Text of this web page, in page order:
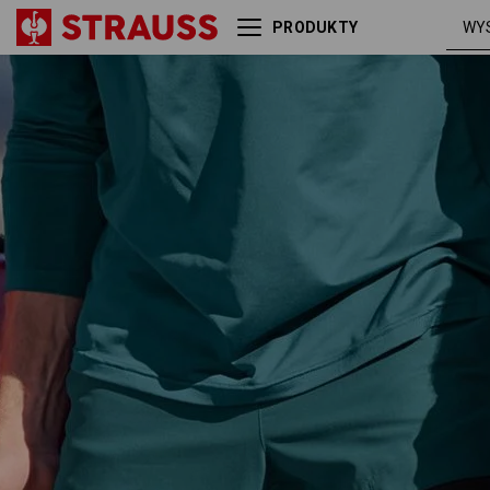
PRODUKTY
Szorty trekkingowe
kąpielowe e.s.trail
zieleń / żółty
chromowy